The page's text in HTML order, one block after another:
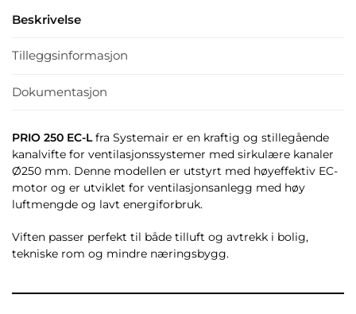
Beskrivelse
Tilleggsinformasjon
Dokumentasjon
PRIO 250 EC-Lfra Systemair er en kraftig og stillegående
kanalvifte for ventilasjonssystemer med sirkulære kanaler
Ø250 mm. Denne modellen er utstyrt med høyeffektiv EC-
motor og er utviklet for ventilasjonsanlegg med høy
luftmengde og lavt energiforbruk.
Viften passer perfekt til både tilluft og avtrekk i bolig,
tekniske rom og mindre næringsbygg.